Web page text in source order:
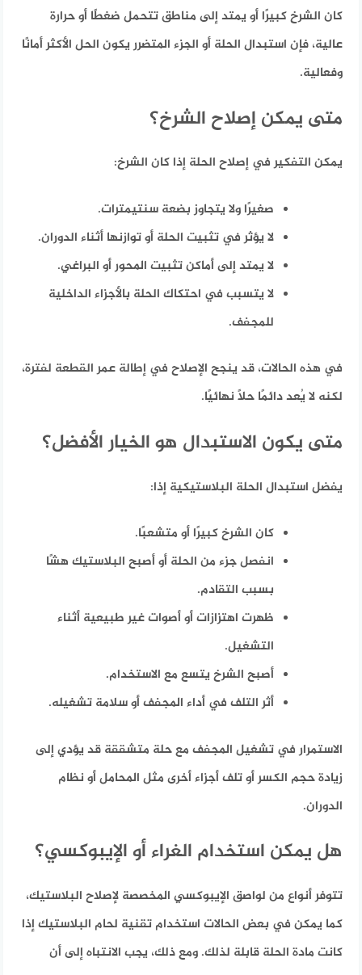
كان الشرخ كبيرًا أو يمتد إلى مناطق تتحمل ضغطًا أو حرارة
عالية، فإن استبدال الحلة أو الجزء المتضرر يكون الحل الأكثر أمانًا
وفعالية.
متى يمكن إصلاح الشرخ؟
يمكن التفكير في إصلاح الحلة إذا كان الشرخ:
صغيرًا ولا يتجاوز بضعة سنتيمترات.
لا يؤثر في تثبيت الحلة أو توازنها أثناء الدوران.
لا يمتد إلى أماكن تثبيت المحور أو البراغي.
لا يتسبب في احتكاك الحلة بالأجزاء الداخلية
للمجفف.
في هذه الحالات، قد ينجح الإصلاح في إطالة عمر القطعة لفترة،
لكنه لا يُعد دائمًا حلاً نهائيًا.
متى يكون الاستبدال هو الخيار الأفضل؟
يفضل استبدال الحلة البلاستيكية إذا:
كان الشرخ كبيرًا أو متشعبًا.
انفصل جزء من الحلة أو أصبح البلاستيك هشًا
بسبب التقادم.
ظهرت اهتزازات أو أصوات غير طبيعية أثناء
التشغيل.
أصبح الشرخ يتسع مع الاستخدام.
أثر التلف في أداء المجفف أو سلامة تشغيله.
الاستمرار في تشغيل المجفف مع حلة متشققة قد يؤدي إلى
زيادة حجم الكسر أو تلف أجزاء أخرى مثل المحامل أو نظام
الدوران.
هل يمكن استخدام الغراء أو الإيبوكسي؟
تتوفر أنواع من لواصق الإيبوكسي المخصصة لإصلاح البلاستيك،
كما يمكن في بعض الحالات استخدام تقنية لحام البلاستيك إذا
كانت مادة الحلة قابلة لذلك. ومع ذلك، يجب الانتباه إلى أن